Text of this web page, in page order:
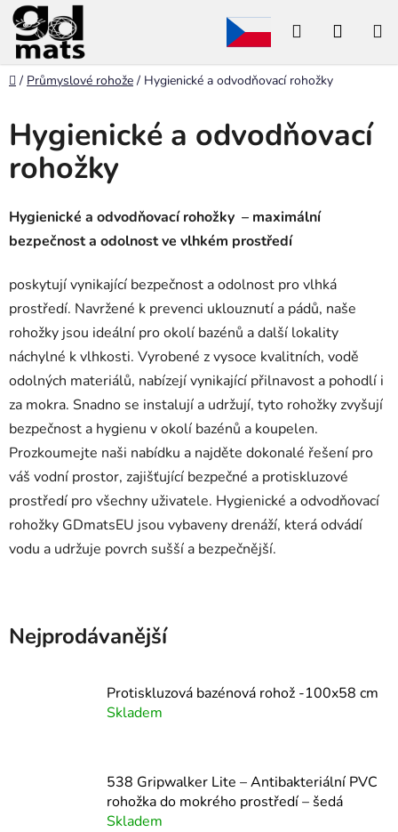
Přejít
na
obsah
Hledat
Domů
/ Průmyslové rohože / Hygienické a odvodňovací rohožky
Hygienické a odvodňovací
rohožky
Hygienické a odvodňovací rohožky – maximální
bezpečnost a odolnost ve vlhkém prostředí
poskytují vynikající bezpečnost a odolnost pro vlhká
prostředí. Navržené k prevenci uklouznutí a pádů, naše
rohožky jsou ideální pro okolí bazénů a další lokality
náchylné k vlhkosti. Vyrobené z vysoce kvalitních, vodě
odolných materiálů, nabízejí vynikající přilnavost a pohodlí i
za mokra. Snadno se instalují a udržují, tyto rohožky zvyšují
bezpečnost a hygienu v okolí bazénů a koupelen.
Prozkoumejte naši nabídku a najděte dokonalé řešení pro
váš vodní prostor, zajišťující bezpečné a protiskluzové
prostředí pro všechny uživatele. Hygienické a odvodňovací
rohožky GDmatsEU jsou vybaveny drenáží, která odvádí
vodu a udržuje povrch sušší a bezpečnější.
Nejprodávanější
Protiskluzová bazénová rohož -100x58 cm
Skladem
538 Gripwalker Lite – Antibakteriální PVC
rohožka do mokrého prostředí – šedá
Skladem